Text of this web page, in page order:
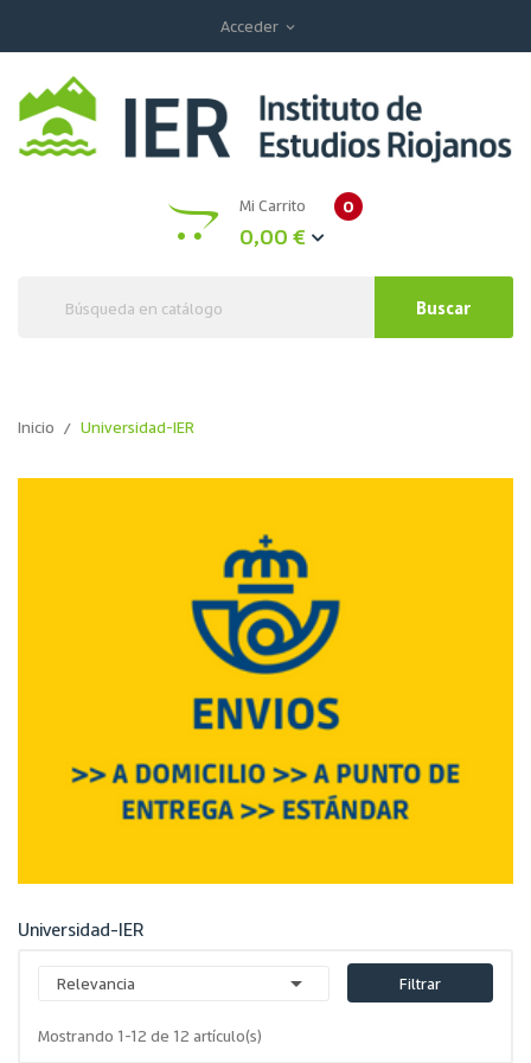
Acceder expand_more
Mi Carrito 0
0,00 €
Buscar
Inicio Universidad-IER
Universidad-IER
Relevancia  Filtrar
Mostrando 1-12 de 12 artículo(s)